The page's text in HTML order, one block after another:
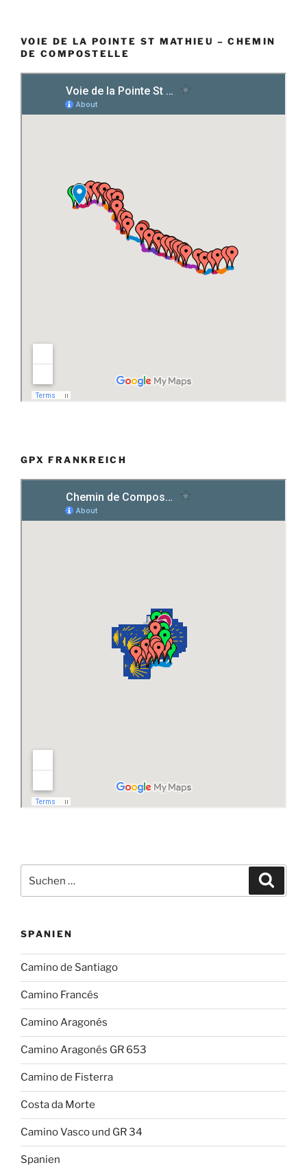
VOIE DE LA POINTE ST MATHIEU – CHEMIN
DE COMPOSTELLE
GPX FRANKREICH
nach:
SPANIEN
Camino de Santiago
Camino Francés
Camino Aragonés
Camino Aragonés GR 653
Camino de Fisterra
Costa da Morte
Camino Vasco und GR 34
Spanien